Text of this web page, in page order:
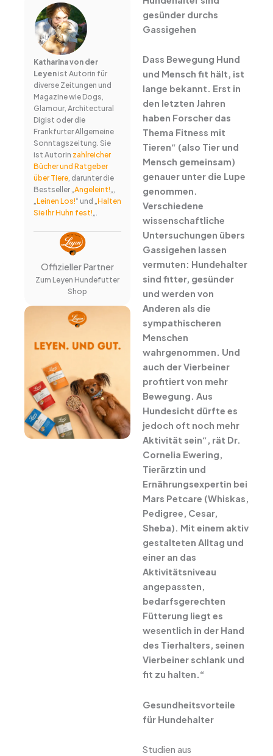
Katharina von der
Leyenist Autorin für
diverse Zeitungen und
Magazine wie Dogs,
Glamour, Architectural
Digist oder die
Frankfurter Allgemeine
Sonntagszeitung. Sie
ist Autorin zahlreicher
Bücher und Ratgeber
über Tiere, darunter die
Bestseller „Angeleint!„,
„Leinen Los!“ und „Halten
Sie Ihr Huhn fest!„.
Offizieller Partner
Zum Leyen Hundefutter
Shop
gesünder durchs
Gassigehen
Dass Bewegung Hund
und Mensch fit hält, ist
lange bekannt. Erst in
den letzten Jahren
haben Forscher das
Thema Fitness mit
Tieren“ (also Tier und
Mensch gemeinsam)
genauer unter die Lupe
genommen.
Verschiedene
wissenschaftliche
Untersuchungen übers
Gassigehen lassen
vermuten: Hundehalter
sind fitter, gesünder
und werden von
Anderen als die
sympathischeren
Menschen
wahrgenommen. Und
auch der Vierbeiner
profitiert von mehr
Bewegung. Aus
Hundesicht dürfte es
jedoch oft noch mehr
Aktivität sein“, rät Dr.
Cornelia Ewering,
Tierärztin und
Ernährungsexpertin bei
Mars Petcare (Whiskas,
Pedigree, Cesar,
Sheba). Mit einem aktiv
gestalteten Alltag und
einer an das
Aktivitätsniveau
angepassten,
bedarfsgerechten
Fütterung liegt es
wesentlich in der Hand
des Tierhalters, seinen
Vierbeiner schlank und
fit zu halten.“
Gesundheitsvorteile
für Hundehalter
Studien aus